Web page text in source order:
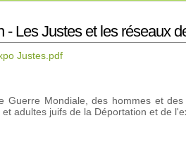
- Les Justes et les réseaux
Justes.pdf
Guerre Mondiale, des hommes et
adultes juifs de la Déportation et de